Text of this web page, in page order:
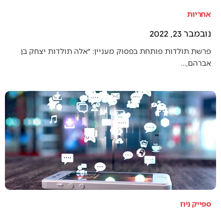
אחריות
נובמבר 23, 2022
פרשת תולדות פותחת בפסוק מעניין: ״אלה תולדות יצחק בן
אברהם,…
ספייק ניוז